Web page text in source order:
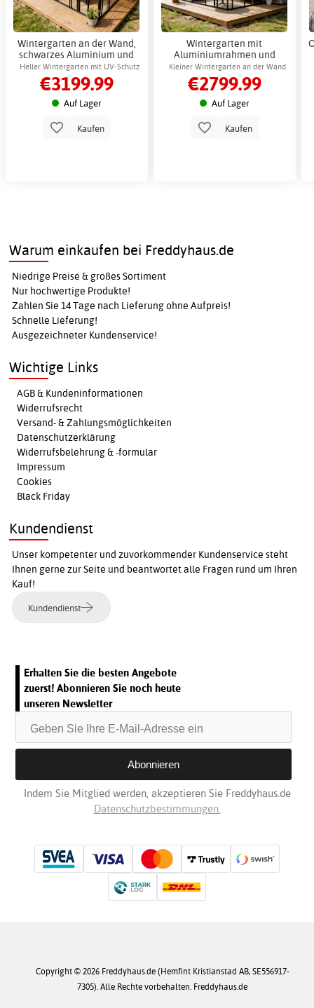
Wintergarten an der Wand,
schwarzes Aluminium und
Glas mit Schiebetüren - 14 m²
Heller Wintergarten mit UV-Schutz
und einfacher Montage
€3199.99
Auf Lager
Kaufen
Wintergarten mit
Aluminiumrahmen und
Schiebetüren - 10,1 m²
Kleiner Wintergarten an der Wand
mit UV-Schutz und Belüftung
€2799.99
Auf Lager
Kaufen
Warum einkaufen bei Freddyhaus.de
Niedrige Preise & großes Sortiment
Nur hochwertige Produkte!
Zahlen Sie 14 Tage nach Lieferung ohne Aufpreis!
Schnelle Lieferung!
Ausgezeichneter Kundenservice!
Wichtige Links
AGB & Kundeninformationen
Widerrufsrecht
Versand- & Zahlungsmöglichkeiten
Datenschutzerklärung
Widerrufsbelehrung & -formular
Impressum
Cookies
Black Friday
Kundendienst
Unser kompetenter und zuvorkommender Kundenservice steht
Ihnen gerne zur Seite und beantwortet alle Fragen rund um Ihren
Kauf!
Kundendienst
Erhalten Sie die besten Angebote
zuerst! Abonnieren Sie noch heute
unseren Newsletter
Indem Sie Mitglied werden, akzeptieren Sie Freddyhaus.de
Datenschutzbestimmungen.
Copyright © 2026 Freddyhaus.de (Hemfint Kristianstad AB, SE556917-
7305). Alle Rechte vorbehalten. Freddyhaus.de